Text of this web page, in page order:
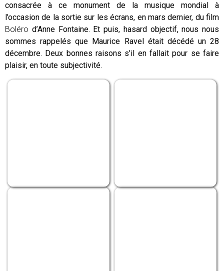
consacrée à ce monument de la musique mondial à
l’occasion de la sortie sur les écrans, en mars dernier, du film
Boléro d’Anne Fontaine. Et puis, hasard objectif, nous nous
sommes rappelés que Maurice Ravel était décédé un 28
décembre. Deux bonnes raisons s’il en fallait pour se faire
plaisir, en toute subjectivité.